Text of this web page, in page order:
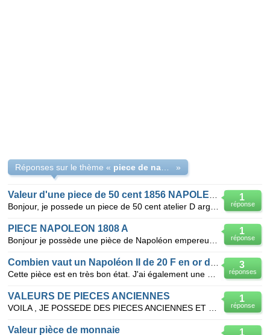
Réponses sur le thème « »
1
réponse
1
réponse
PIECE NAPOLEON 1808 A
3
réponses
1
réponse
VALEURS DE PIECES ANCIENNES
1
Valeur pièce de monnaie